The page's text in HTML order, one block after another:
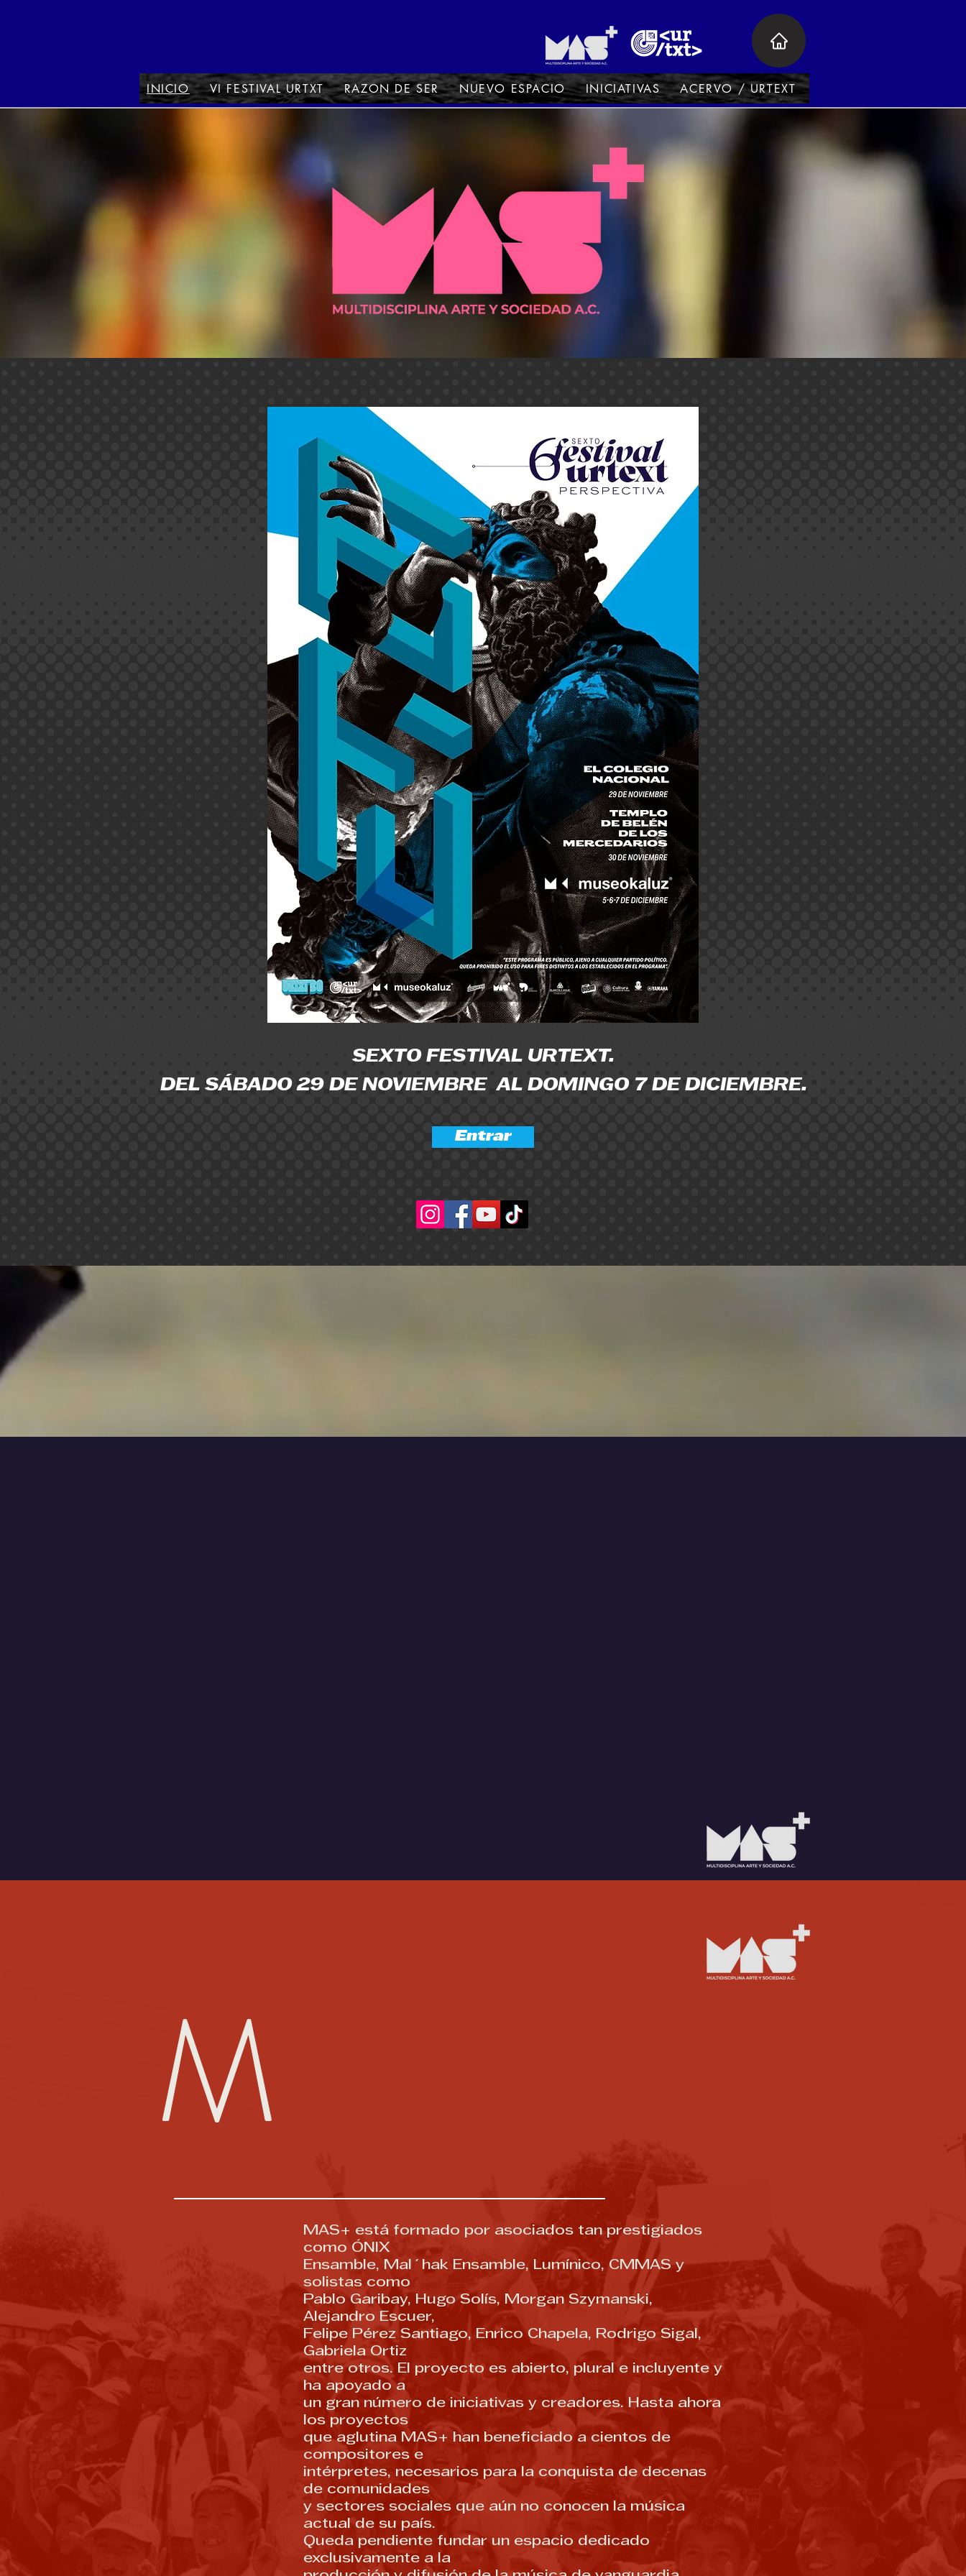
INICIO VI FESTIVAL URTXT RAZON DE SER NUEVO ESPACIO INICIATIVAS ACERVO / URTEXT
SEXTO FESTIVAL URTEXT.
DEL SÁBADO 29 DE NOVIEMBRE AL DOMINGO 7 DE DICIEMBRE.
Entrar
M
MAS+ está formado por asociados tan prestigiados
como ÓNIX
Ensamble, Mal´hak Ensamble, Lumínico, CMMAS y
solistas como
Pablo Garibay, Hugo Solís, Morgan Szymanski,
Alejandro Escuer,
Felipe Pérez Santiago, Enrico Chapela, Rodrigo Sigal,
Gabriela Ortiz
entre otros. El proyecto es abierto, plural e incluyente y
ha apoyado a
un gran número de iniciativas y creadores. Hasta ahora
los proyectos
que aglutina MAS+ han beneficiado a cientos de
compositores e
intérpretes, necesarios para la conquista de decenas
de comunidades
y sectores sociales que aún no conocen la música
actual de su país.
Queda pendiente fundar un espacio dedicado
exclusivamente a la